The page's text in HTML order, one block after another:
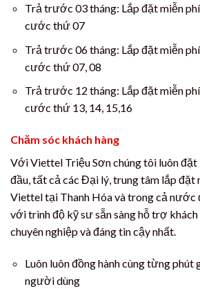
Trả trước 03 tháng: Lắp đặt miễn
cước thứ 07
Trả trước 06 tháng: Lắp đặt miễn
cước thứ 07, 08
Trả trước 12 tháng: Lắp đặt miễn
cước thứ 13, 14, 15,16
Chăm sóc khách hàng
Với Viettel Triệu Sơn chúng tôi luôn đặt
đầu, tất cả các Đại lý, trung tâm lắp đặt
Viettel tại Thanh Hóa và trong cả nước
với trình độ kỹ sư sẵn sàng hỗ trợ khách
chuyên nghiệp và đáng tin cậy nhất.
Luôn luôn đồng hành cùng từng phút
người dùng